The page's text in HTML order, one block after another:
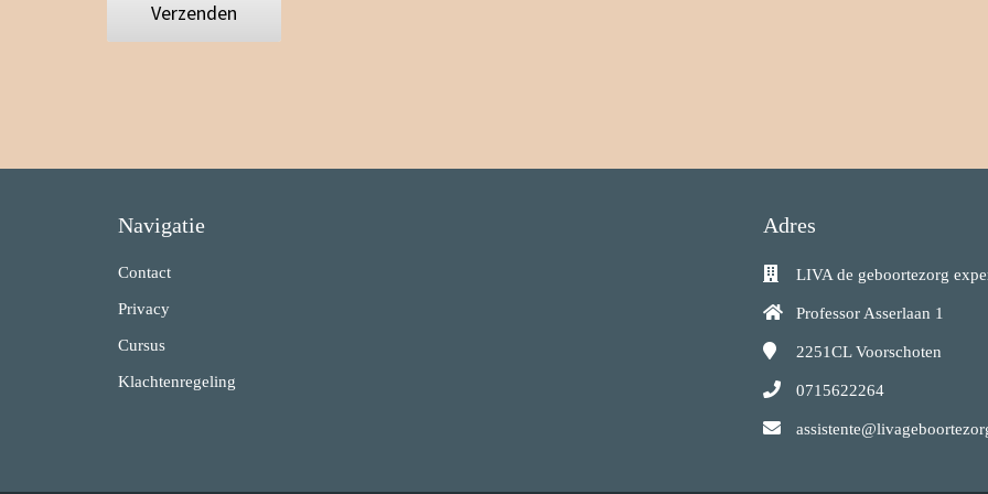
Verzenden
Navigatie
Contact
Privacy
Cursus
Klachtenregeling
Adres
LIVA de geboortezorg
Professor Asserlaan 1
2251CLVoorschoten
0715622264